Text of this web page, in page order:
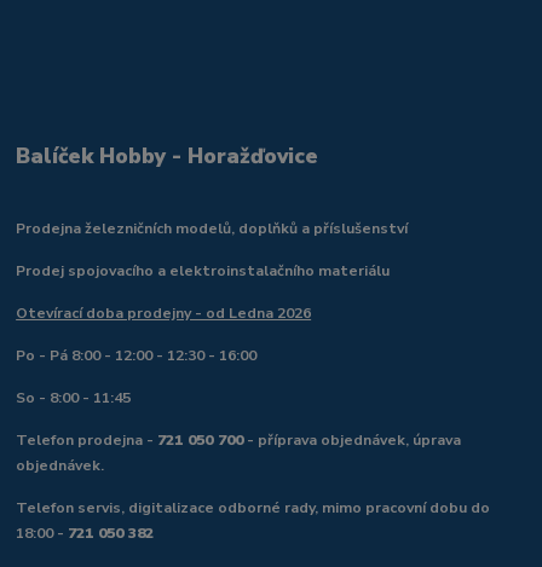
Balíček Hobby - Horažďovice
Prodejna železničních modelů, doplňků a příslušenství
Prodej spojovacího a elektroinstalačního materiálu
Otevírací doba prodejny - od Ledna 2026
Po - Pá 8:00 - 12:00 - 12:30 - 16:00
So - 8:00 - 11:45
Telefon prodejna - 721 050 700- příprava objednávek, úprava
objednávek.
Telefon servis, digitalizace odborné rady, mimo pracovní dobu do
18:00 - 721 050 382